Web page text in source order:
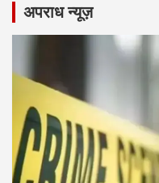
अपराध न्यूज़